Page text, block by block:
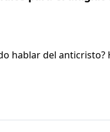
hablar del
cuando usa la palabra
y escuchemos